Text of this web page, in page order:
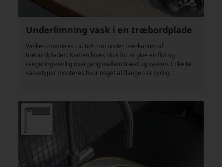
Underlimning vask i en træbordplade
Vasken monteres ca. 6-8 mm under overkanten af
træbordpladen. Kanten laves skrå for at give en flot og
rengøringsvenlig overgang mellem træet og vasken. Enkelte
vasketyper monteres hvor noget af flangen er synlig.